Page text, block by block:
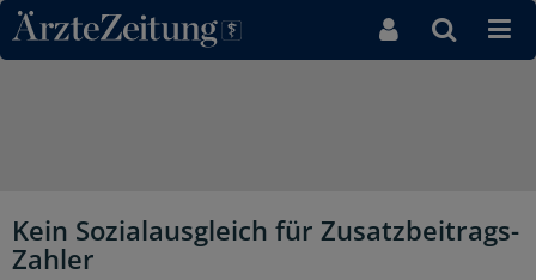
Direkt zum Inhaltsbereich
Kein Sozialausgleich für Zusatzbeitrags-
Zahler